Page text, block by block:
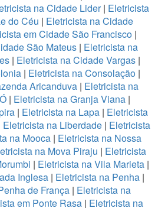
na Cidade Lider| Eletricista
do Céu | Eletricista na Cidade
em Cidade São Francisco |
São Mateus| Eletricista na
| Eletricista na Cidade Vargas |
| Eletricista na Consolação |
Aricanduva| Eletricista na
| Eletricista na Granja Viana|
| Eletricista na Lapa| Eletricista
Eletricista na Liberdade | Eletricista
na Mooca | Eletricista na Nossa
na Mova Piraju | Eletricista
| Eletricista na Vila Marieta|
Inglesa | Eletricista na Penha|
de França | Eletricista na
em Ponte Rasa | Eletricista na